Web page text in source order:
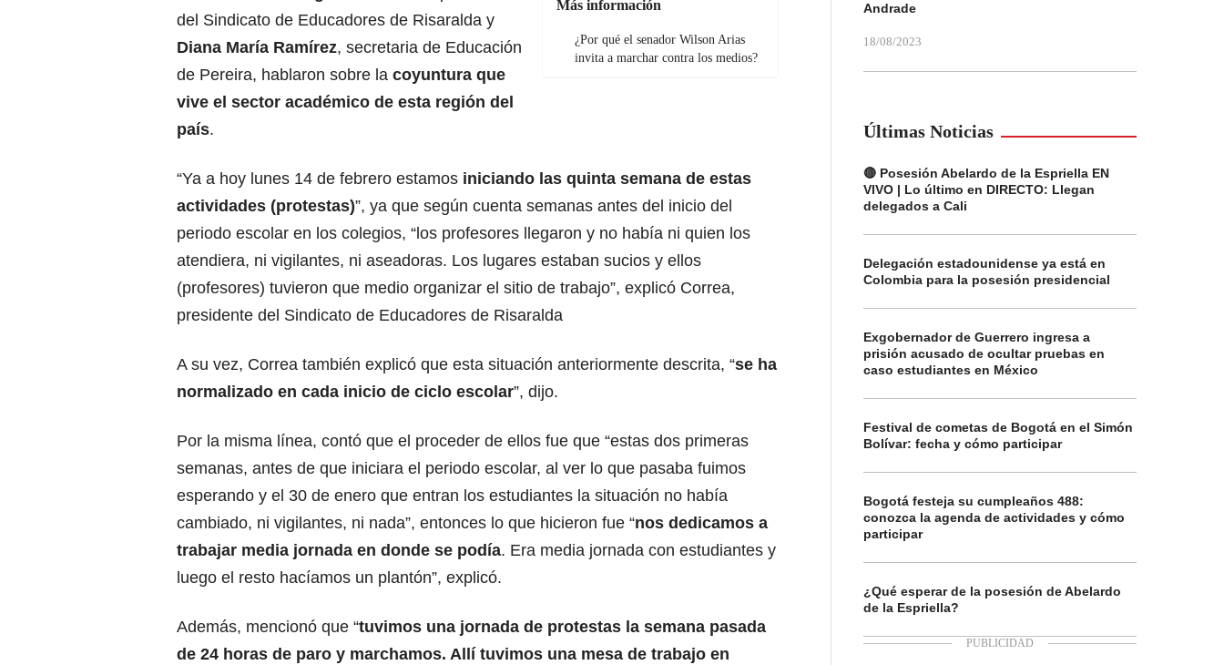
Más información
¿Por qué el senador Wilson Arias
invita a marchar contra los medios?
del Sindicato de Educadores de Risaralda y
Diana María Ramírez, secretaria de Educación
de Pereira, hablaron sobre la coyuntura que
vive el sector académico de esta región del
país.
“Ya a hoy lunes 14 de febrero estamos iniciando las quinta semana de estas
actividades (protestas)”, ya que según cuenta semanas antes del inicio del
periodo escolar en los colegios, “los profesores llegaron y no había ni quien los
atendiera, ni vigilantes, ni aseadoras. Los lugares estaban sucios y ellos
(profesores) tuvieron que medio organizar el sitio de trabajo”, explicó Correa,
presidente del Sindicato de Educadores de Risaralda
A su vez, Correa también explicó que esta situación anteriormente descrita, “se ha
normalizado en cada inicio de ciclo escolar”, dijo.
Por la misma línea, contó que el proceder de ellos fue que “estas dos primeras
semanas, antes de que iniciara el periodo escolar, al ver lo que pasaba fuimos
esperando y el 30 de enero que entran los estudiantes la situación no había
cambiado, ni vigilantes, ni nada”, entonces lo que hicieron fue “nos dedicamos a
trabajar media jornada en donde se podía. Era media jornada con estudiantes y
luego el resto hacíamos un plantón”, explicó.
Además, mencionó que “tuvimos una jornada de protestas la semana pasada
de 24 horas de paro y marchamos. Allí tuvimos una mesa de trabajo en
Andrade
18/08/2023
Últimas Noticias
🔴 Posesión Abelardo de la Espriella EN
VIVO | Lo último en DIRECTO: Llegan
delegados a Cali
Delegación estadounidense ya está en
Colombia para la posesión presidencial
Exgobernador de Guerrero ingresa a
prisión acusado de ocultar pruebas en
caso estudiantes en México
Festival de cometas de Bogotá en el Simón
Bolívar: fecha y cómo participar
Bogotá festeja su cumpleaños 488:
conozca la agenda de actividades y cómo
participar
¿Qué esperar de la posesión de Abelardo
de la Espriella?